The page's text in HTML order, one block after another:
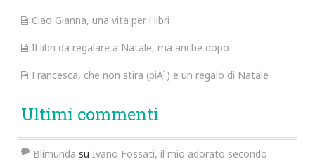
Ciao Gianna, una vita per i libri
Il libri da regalare a Natale, ma anche dopo
Francesca, che non stira (piÃ¹) e un regalo di Natale
Ultimi commenti
Blimunda su Ivano Fossati, il mio adorato secondo